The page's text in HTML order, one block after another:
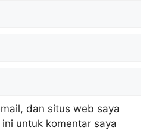
dan situs web saya
untuk komentar saya